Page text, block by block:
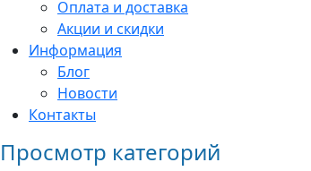
Оплата и доставка
Акции и скидки
Информация
Блог
Новости
Контакты
Просмотр категорий